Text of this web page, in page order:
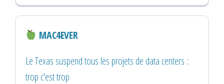
MAC4EVER
Le Texas suspend tous les projets de data centers :
trop c'est trop